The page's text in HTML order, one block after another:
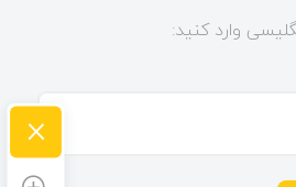
وارد کنید:
×